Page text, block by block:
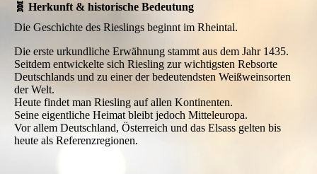
🧬 Herkunft & historische Bedeutung
Die Geschichte des Rieslings beginnt im Rheintal.
Die erste urkundliche Erwähnung stammt aus dem Jahr 1435.
Seitdem entwickelte sich Riesling zur wichtigsten Rebsorte
Deutschlands und zu einer der bedeutendsten Weißweinsorten
der Welt.
Heute findet man Riesling auf allen Kontinenten.
Seine eigentliche Heimat bleibt jedoch Mitteleuropa.
Vor allem Deutschland, Österreich und das Elsass gelten bis
heute als Referenzregionen.